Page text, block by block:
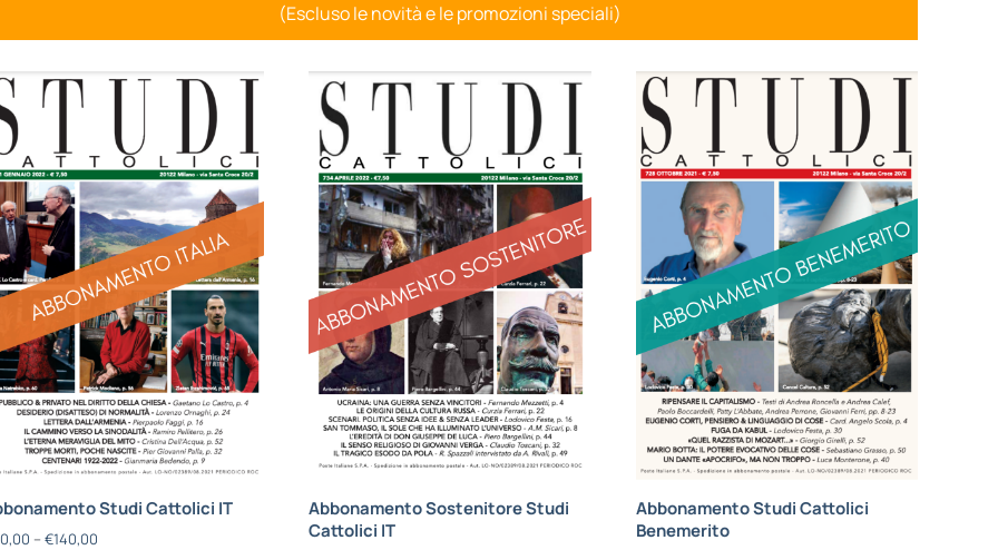
(Escluso le novità e le promozioni speciali)
Studi Cattolici IT
– €140,00
Abbonamento Sostenitore Studi
Cattolici IT
Abbonamento Studi Cattolici
Benemerito